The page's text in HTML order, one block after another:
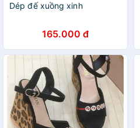
Dép đế xuồng xinh
165.000 đ